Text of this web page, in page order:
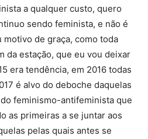
a qualquer custo, quero
sendo feminista, e não é
de graça, como toda
da estação, que eu vou deixar
era tendência, em 2016 todas
é alvo do deboche daquelas
feminismo-antifeminista que
as primeiras a se juntar aos
pelas quais antes se